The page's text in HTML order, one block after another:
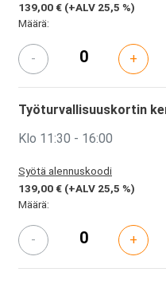
139,00 € (+ALV 25,5 %)
Määrä:
- +
Työturvallisuuskortin
Klo 11:30 - 16:00
Syötä alennuskoodi
139,00 € (+ALV 25,5 %)
Määrä:
- +